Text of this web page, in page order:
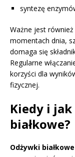
syntezę
Ważne jest
momentach dnia,
domaga się
Regularne
korzyści dla
fizycznej.
Kiedy i
białkowe?
Odżywki białkowe